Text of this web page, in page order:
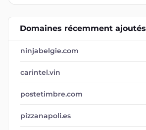
Domaines récemment ajoutés
ninjabelgie.com
carintel.vin
postetimbre.com
pizzanapoli.es